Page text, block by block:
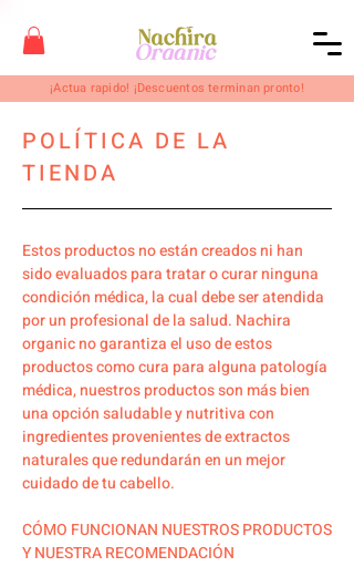
¡Actua rapido! ¡Descuentos terminan pronto!
POLÍTICA DE LA
TIENDA
Estos productos no están creados ni han
sido evaluados para tratar o curar ninguna
condición médica, la cual debe ser atendida
por un profesional de la salud. Nachira
organic no garantiza el uso de estos
productos como cura para alguna patología
médica, nuestros productos son más bien
una opción saludable y nutritiva con
ingredientes provenientes de extractos
naturales que redundarán en un mejor
cuidado de tu cabello.
CÓMO FUNCIONAN NUESTROS PRODUCTOS
Y NUESTRA RECOMENDACIÓN